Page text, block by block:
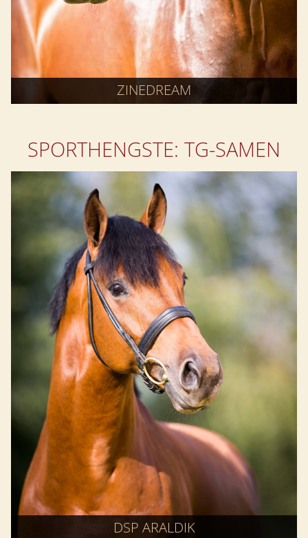
ZINEDREAM
SPORTHENGSTE: TG-SAMEN
DSP ARALDIK